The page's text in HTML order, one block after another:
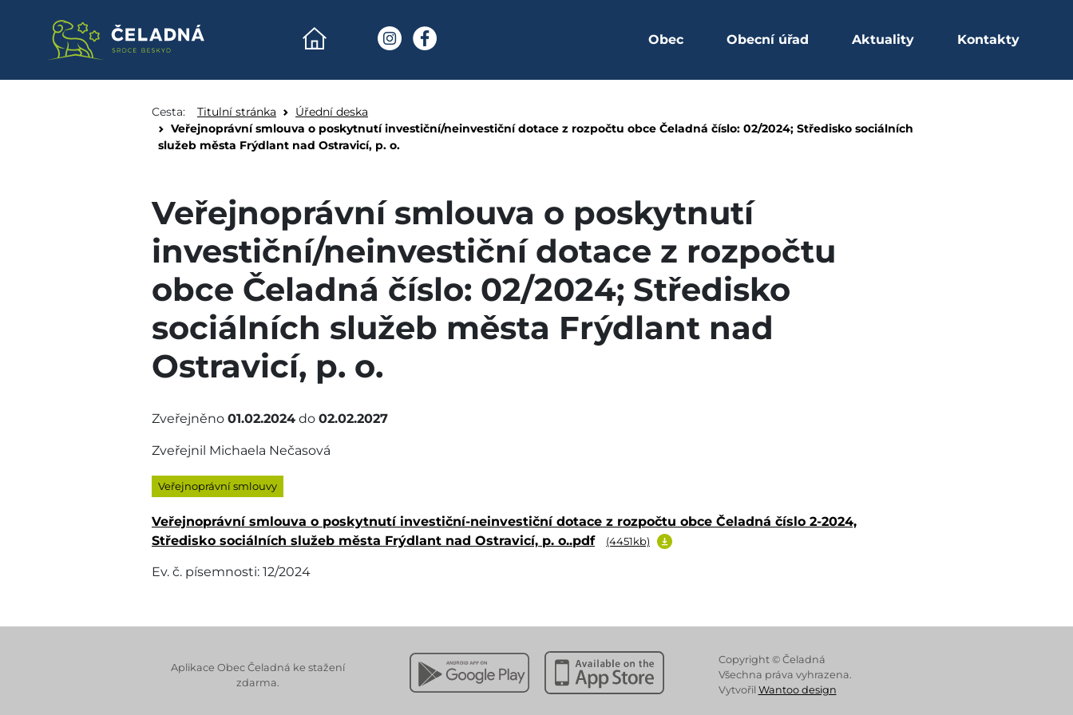
Veřejnoprávní smlouva o poskytnutí investiční/neinvestiční dotace
Obec Obecní úřad Aktuality Kontakty
Cesta: Titulní stránka
Úřední deska
Veřejnoprávní smlouva o poskytnutí investiční/neinvestiční dotace z rozpočtu obce Čeladná číslo: 02/2024; Středisko sociálních
služeb města Frýdlant nad Ostravicí, p. o.
Veřejnoprávní smlouva o poskytnutí
investiční/neinvestiční dotace z rozpočtu
obce Čeladná číslo: 02/2024; Středisko
sociálních služeb města Frýdlant nad
Ostravicí, p. o.
Zveřejněno 01.02.2024 do 02.02.2027
Zveřejnil Michaela Nečasová
Veřejnoprávní smlouvy
Veřejnoprávní smlouva o poskytnutí investiční-neinvestiční dotace z rozpočtu obce Čeladná číslo 2-2024,
Středisko sociálních služeb města Frýdlant nad Ostravicí, p. o..pdf
(4451kb)
Ev. č. písemnosti: 12/2024
Aplikace Obec Čeladná ke stažení
zdarma.
Stáhnout z Google Play Stáhnout z Apple App StoreCopyright © Čeladná
Všechna práva vyhrazena.
Vytvořil Wantoo design